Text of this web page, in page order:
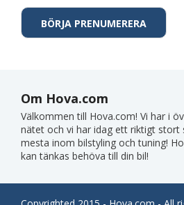
Om Hova.com
Välkommen till Hova.com! Vi har i
nätet och vi har idag ett riktigt
mesta inom bilstyling och tuning!
kan tänkas behöva till din bil!